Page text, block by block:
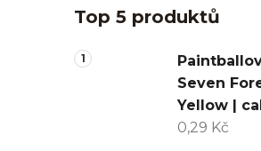
Top 5 produktů
Seven
Yellow |
0,29 Kč